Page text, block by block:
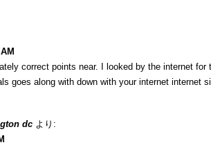
correct points near. I looked by the internet for
goes along with down with your internet internet
dc より: